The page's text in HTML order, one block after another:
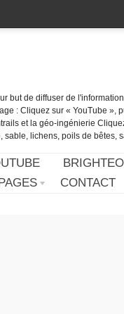
but de diffuser de
: Cliquez sur « YouTube
et la géo-ingénierie
sable, lichens, poils de bêtes,
CONTACT